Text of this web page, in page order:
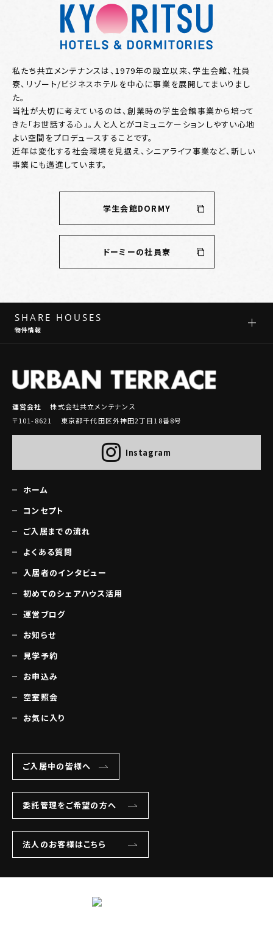
私たち共立メンテナンスは、1979年の設立以来、学生会館、社員
寮、リゾート/ビジネスホテルを中心に事業を展開してまいりまし
た。
当社が大切に考えているのは、創業時の学生会館事業から培って
きた「お世話する心」。人と人とがコミュニケーションしやすい心地
よい空間をプロデュースすることです。
近年は変化する社会環境を見据え、シニアライフ事業など、新しい
事業にも邁進しています。
学生会館DORMY
ドーミーの社員寮
SHARE HOUSES
物件情報
運営会社
株式会社共立メンテナンス
〒101-8621 東京都千代田区外神田2丁目18番8号
Instagram
ホーム
コンセプト
ご入居までの流れ
よくある質問
入居者のインタビュー
初めてのシェアハウス活用
運営ブログ
お知らせ
見学予約
お申込み
空室照会
お気に入り
ご入居中の皆様へ
委託管理をご希望の方へ
法人のお客様はこちら